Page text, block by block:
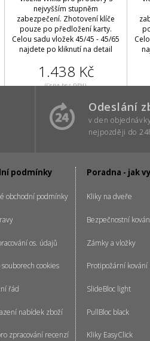
nejvyšším stupněm
zabezpečení. Zhotovení klíče
pouze po předložení karty.
Celou sadu vložek 45/45 - 45/65
najdete po kliknutí na detail
1.438 Kč
(Cena bez DPH)
Odeslání
v den
nejpozději do
podmínky
obchodní podmínky
os. údajů
cookies
řád
nabídek zboží
zpracování recenzí
Poradna - jak
Kliky na dveře
Bezpečnostní
Zámky a vložky
Protipožární kování
SlideBloc light
PullBloc black
Kliky EasyClick